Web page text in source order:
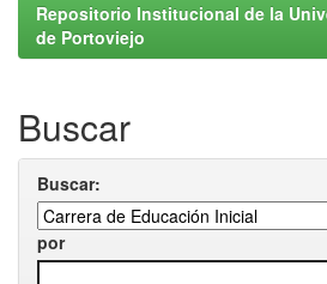
Repositorio Institucional de la
de Portoviejo
Buscar
Buscar:
por